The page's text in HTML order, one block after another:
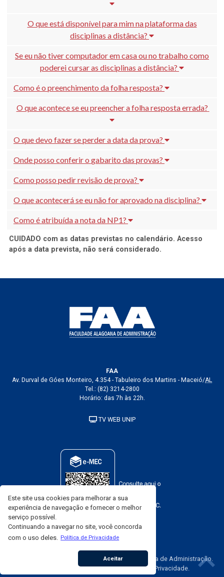
Este site usa cookies para melhorar a sua
experiência de navegação e fornecer o melhor
serviço possível.
Continuando a navegar no site, você concorda
com o uso deles.
Política de Privacidade
Aceitar
O que está disponível para mim na plataforma das
disciplinas a distância?
Se eu não tiver computador em casa ou no trabalho como
poderei cursar as disciplinas a distância?
Como é o preenchimento da folha resposta?
O que devo fazer se perder a data da prova?
Onde posso conferir o gabarito das provas?
Como posso pedir revisão de prova?
O que acontecerá se eu não for aprovado na disciplina?
Como é atribuída a nota da NP1?
CUIDADO com as datas previstas no calendário. Acesso
após a data prevista, não será considerado.
FAA
Av. Durval de Góes Monteiro, 4.354 - Tabuleiro dos Martins - Maceió/AL
Tel.: (82) 3214-2800
Horário: das 7h às 22h.
TV WEB UNIP
© 2002-2026 - FAA - Faculdade Alagoana de Administração.
Todos os direitos reservados.Política de Privacidade.